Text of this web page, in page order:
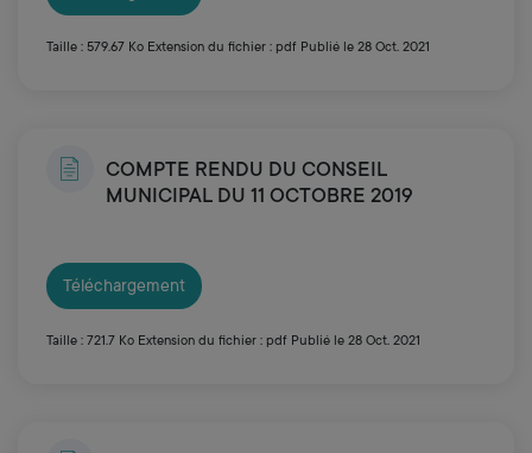
Taille : 579.67 Ko Extension du fichier : pdf Publié le 28 Oct. 2021
COMPTE RENDU DU CONSEIL
MUNICIPAL DU 11 OCTOBRE 2019
Téléchargement
Taille : 721.7 Ko Extension du fichier : pdf Publié le 28 Oct. 2021